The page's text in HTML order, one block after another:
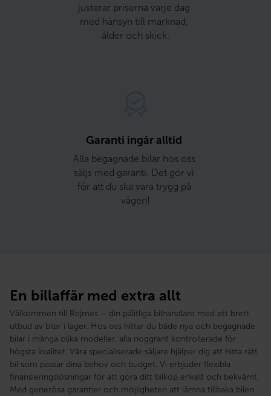
justerar priserna varje dag
med hänsyn till marknad,
ålder och skick.
Garanti ingår alltid
Alla begagnade bilar hos oss
säljs med garanti. Det gör vi
för att du ska vara trygg på
vägen!
En billaffär med extra allt
Välkommen till Rejmes – din pålitliga bilhandlare med ett brett
utbud av bilar i lager. Hos oss hittar du både nya och begagnade
bilar i många olika modeller, alla noggrant kontrollerade för
högsta kvalitet. Våra specialiserade säljare hjälper dig att hitta rätt
bil som passar dina behov och budget. Vi erbjuder flexibla
finansieringslösningar för att göra ditt bilköp enkelt och bekvämt.
Med generösa garantier och möjligheten att lämna tillbaka bilen